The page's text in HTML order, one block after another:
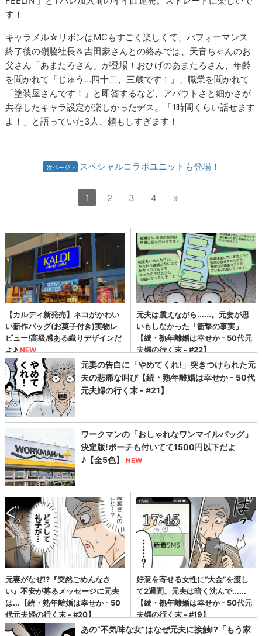
す！
キャラメル☆リボンはMCもすごく楽しくて、パフォーマンス
終了後の嶺脇社長＆吉田豪さんとの絡みでは、天音ちゃんのお
父さん「あまたろさん」が登場！おひげのあまたろさん、年齢
を聞かれて「じゅう…四十二、三歳です！」、職業を聞かれて
「塗装屋さんです！」と即答するなど、アバウトさと細かさが
共存したキャラ設定が楽しかったデス。「1時間くらい話せます
よ！」と語っていた3人、頼もしすぎます！
次ページ スペシャルコラボユニットも登場！
1 2 3 4 »